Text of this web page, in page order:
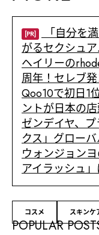
[PR]
「自分を
がるセクシュ
ヘイリーの
周年！セレブ
Qoo10で初日1
ントが日本の
ゼンデイヤ、
クス」グロー
ウォンジョン
アイラッシュ
コスメ スキンケ
POPULAR